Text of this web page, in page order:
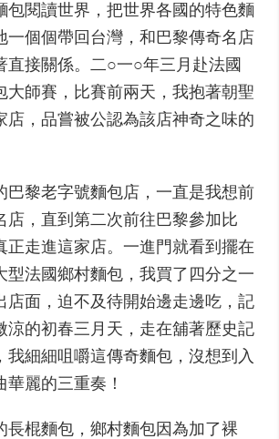
包閱讀世界，把世界各國的特色麵
一個個帶回台灣，和巴黎傳奇名店
直接關係。二○一○年三月赴法國
大師賽，比賽前兩天，我抱著朝聖
店，品嘗被公認為該店神奇之味的
巴黎老字號麵包店，一直是我想前
店，直到第二次前往巴黎參加比
正走進這家店。一進門就看到擺在
型法國鄉村麵包，我買了四分之一
店面，迫不及待開始邊走邊吃，記
涼的初春三月天，走在舖著歷史記
我細細咀嚼這傳奇麵包，沒想到入
麗的三重奏！
長棍麵包，鄉村麵包因為加了裸